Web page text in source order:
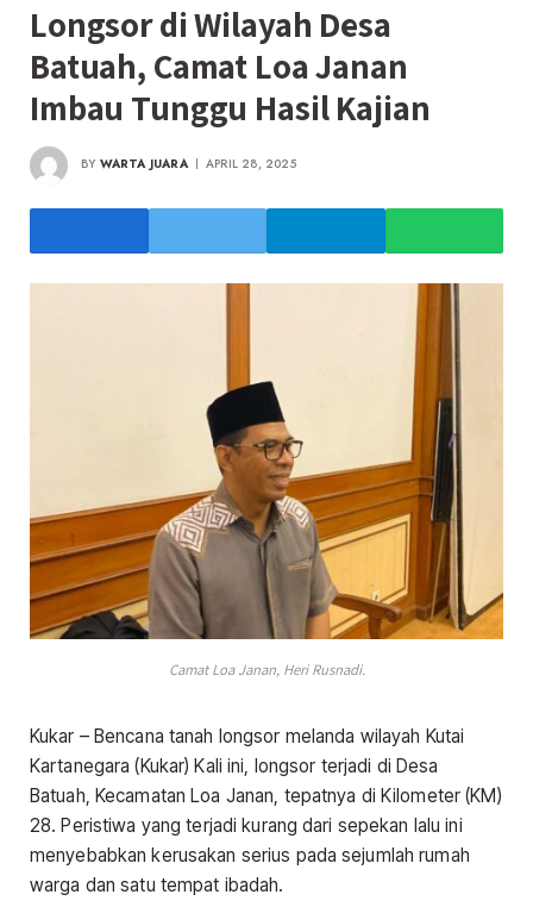
Longsor di Wilayah Desa
Batuah, Camat Loa Janan
Imbau Tunggu Hasil Kajian
BY WARTA JUARA APRIL 28, 2025
Camat Loa Janan, Heri Rusnadi.
Kukar – Bencana tanah longsor melanda wilayah Kutai
Kartanegara (Kukar) Kali ini, longsor terjadi di Desa
Batuah, Kecamatan Loa Janan, tepatnya di Kilometer (KM)
28. Peristiwa yang terjadi kurang dari sepekan lalu ini
menyebabkan kerusakan serius pada sejumlah rumah
warga dan satu tempat ibadah.